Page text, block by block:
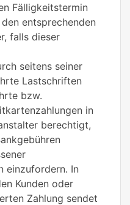
Fälligkeitstermin
entsprechenden
falls dieser
seitens seiner
Lastschriften
bzw.
in
berechtigt,
einzufordern. In
Kunden oder
Zahlung sendet